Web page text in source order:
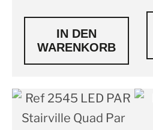
IN DEN
WARENKORB